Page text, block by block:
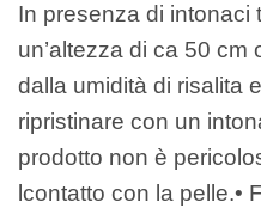
In presenza di intonaci
un’altezza di ca 50 cm
dalla umidità di risalita
ripristinare con un
prodotto non è
lcontatto con la pelle.•